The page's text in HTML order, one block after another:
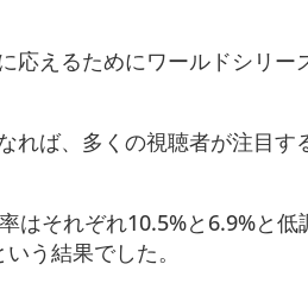
応えるためにワールドシリー
れば、多くの視聴者が注目す
それぞれ10.5%と6.9%と低
いう結果でした。